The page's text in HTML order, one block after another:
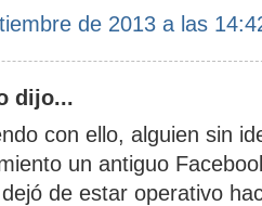
de 2013 a las
dijo...
con ello, alguien sin
un antiguo
de estar operativo